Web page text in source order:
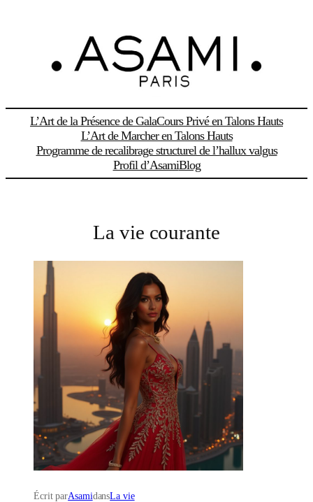
L’Art de la Présence de GalaCours Privé en Talons Hauts
L’Art de Marcher en Talons Hauts
Programme de recalibrage structurel de l’hallux valgus
Profil d’AsamiBlog
La vie courante
Écrit parAsamidansLa vie